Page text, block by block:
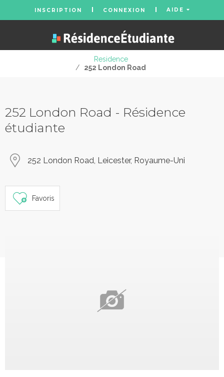
INSCRIPTION CONNEXION AIDE
Residence
/
252 London Road
252 London Road - Résidence
étudiante
252 London Road, Leicester, Royaume-Uni
Favoris